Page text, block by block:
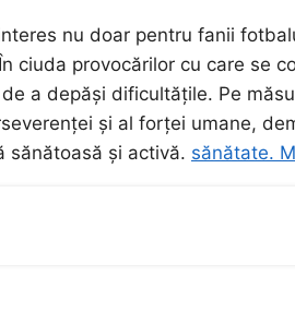
nu doar pentru fanii
ciuda provocărilor cu care se
a depăși dificultățile. Pe
și al forței umane,
sănătoasă și activă. sănătate.